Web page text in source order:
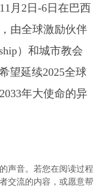
月2日-6日在巴西
由全球激励伙伴
）和城市教会
望延续2025全球
年大使命的异
声音。若您在阅读过程
交流的内容，或愿意帮